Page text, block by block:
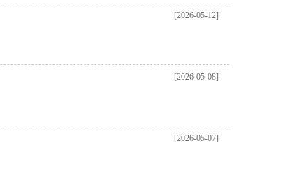
[2026-05-12]
[2026-05-08]
[2026-05-07]